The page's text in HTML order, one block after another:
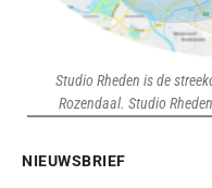
Studio Rheden is de
Rozendaal. Studio
NIEUWSBRIEF